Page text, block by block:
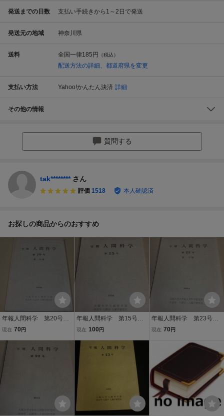
発送までの日数 支払い手続きから1～2日で発送
発送元の地域 神奈川県
送料 全国一律185円 （税込）
配送方法の詳細、都道府県を変更
支払い方法 Yahoo!かんたん決済 詳細
その他の情報
質問する
tak******** さん
評価 1518 本人確認済
お探しの商品からのおすすめ
年報人間科学 第20号
第二分冊／大阪大学人間
現在 70 円
年報人間科学 第15号／
大阪大学人間科学部
現在 100 円
年報人間科学 第23号
第一分冊／大阪大学大学
現在 70 円